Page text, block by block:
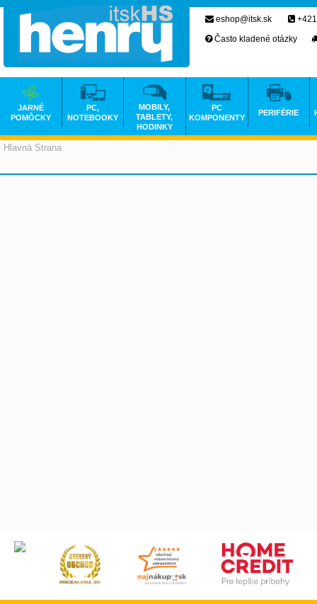
Hlavná Strana
eshop@itsk.sk
Často kladené otázky
JARNÉ
POMÔCKY
PC,
NOTEBOOKY
MOBILY,
TABLETY,
HODINKY
PC
KOMPONENTY
PERIFÉRIE